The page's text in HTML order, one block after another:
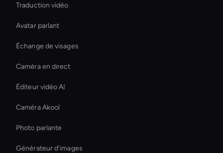
Traduction vidéo
Avatar parlant
Échange de visages
Caméra en direct
Éditeur vidéo AI
Caméra Akool
Photo parlante
Générateur d'images